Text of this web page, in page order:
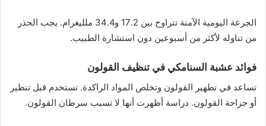
الجرعة اليومية الآمنة تتراوح بين 17.2 و34.4 ملليغرام. يجب الحذر
من تناوله لأكثر من أسبوعين دون استشارة الطبيب.
فوائد عشبة السنامكي في تنظيف القولون
تساعد في تطهير القولون وتخلص المواد الراكدة. تستخدم قبل تنظير
أو جراحة القولون. دراسة أظهرت أنها لا تسبب سرطان القولون.